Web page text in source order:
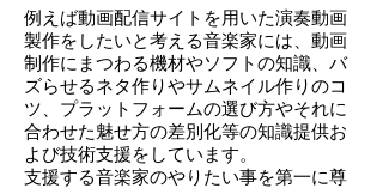
例えば動画配信サイトを用いた演奏動画
製作をしたいと考える音楽家には、動画
制作にまつわる機材やソフトの知識、バ
ズらせるネタ作りやサムネイル作りのコ
ツ、プラットフォームの選び方やそれに
合わせた魅せ方の差別化等の知識提供お
よび技術支援をしています。
支援する音楽家のやりたい事を第一に尊